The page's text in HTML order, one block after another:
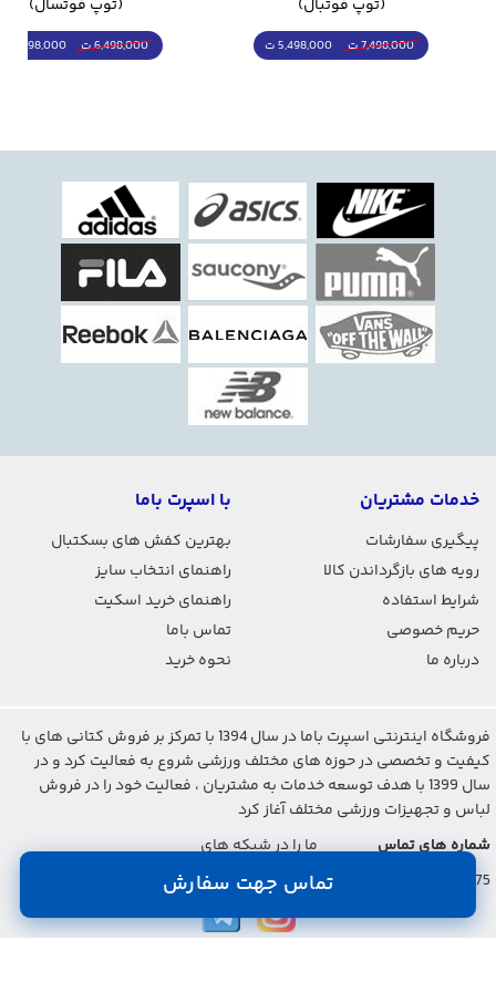
تماس جهت سفارش
(توپ فوتبال)
7,498,000 ت 5,498,000 ت
(توپ فوتسال)
6,498,000 ت 5,298,000 ت
خدمات مشتریان
پیگیری سفارشات
رویه های بازگرداندن کالا
شرایط استفاده
حریم خصوصی
درباره ما
با اسپرت باما
بهترین کفش های بسکتبال
راهنمای انتخاب سایز
راهنمای خرید اسکیت
تماس باما
نحوه خرید
فروشگاه اینترنتی اسپرت باما در سال 1394 با تمرکز بر فروش کتانی های با
کیفیت و تخصصی در حوزه های مختلف ورزشی شروع به فعالیت کرد و در
سال 1399 با هدف توسعه خدمات به مشتریان ، فعالیت خود را در فروش
لباس و تجهیزات ورزشی مختلف آغاز کرد
شماره های تماس
021-2842-7275
ما را در شبکه های
اجتماعی دنبال کنید